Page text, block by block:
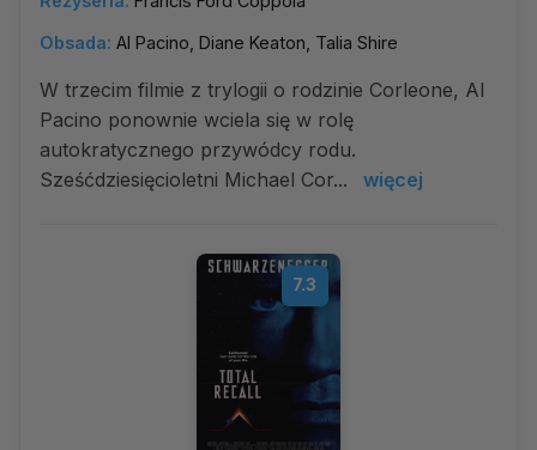
Obsada: Al Pacino, Diane Keaton, Talia Shire
W trzecim filmie z trylogii o rodzinie Corleone, Al
Pacino ponownie wciela się w rolę
autokratycznego przywódcy rodu.
Sześćdziesięcioletni Michael Cor...
więcej
7.3